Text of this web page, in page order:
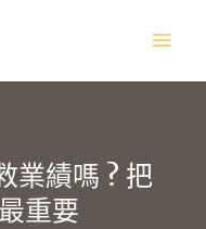
業績嗎 ? 把
重要